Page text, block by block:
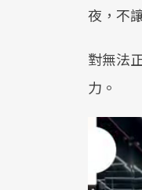
夜，不
對無法
力。